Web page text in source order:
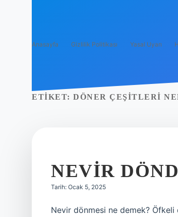
Anasayfa Gizlilik Politikası Yasal Uyarı
ETIKET: DÖNER ÇEŞITLERI
NEVIR
Tarih: Ocak 5, 2025
Nevir dönmesi ne demek? Öfkeli